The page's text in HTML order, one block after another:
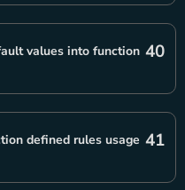
40
values into function
41
defined rules usage